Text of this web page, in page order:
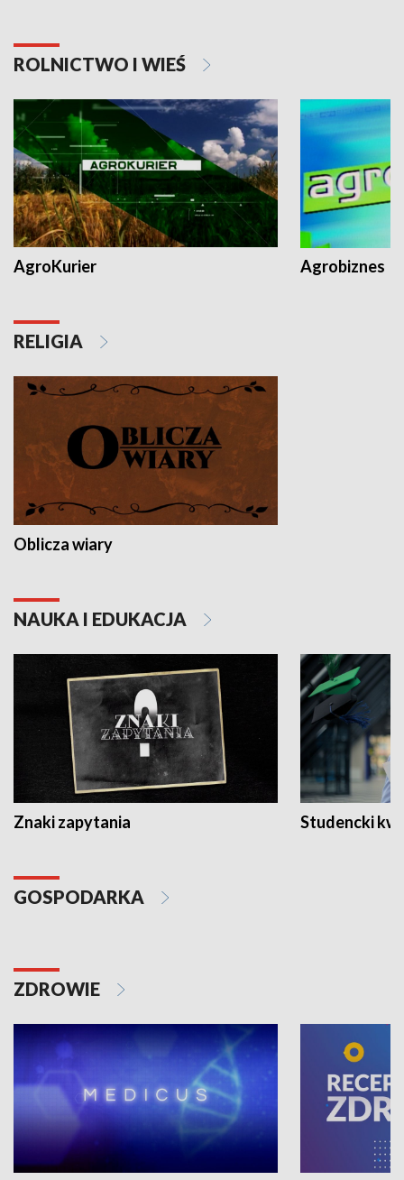
ROLNICTWO I WIEŚ
AgroKurier Agrobiznes
RELIGIA
Oblicza wiary
NAUKA I EDUKACJA
Znaki zapytania Studencki
GOSPODARKA
ZDROWIE